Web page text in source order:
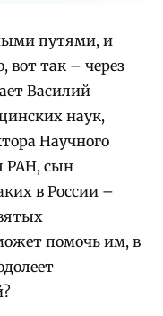
путями, и
вот так – через
Василий
наук,
Научного
РАН, сын
в России –
помочь им, в